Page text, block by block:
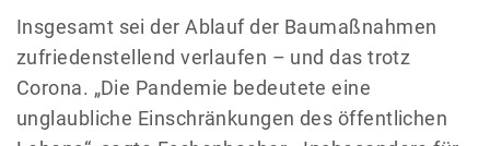
Insgesamt sei der Ablauf der Baumaßnahmen
zufriedenstellend verlaufen – und das trotz
Corona. „Die Pandemie bedeutete eine
unglaubliche Einschränkungen des öffentlichen